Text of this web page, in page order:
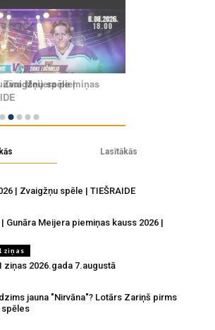
Lasītākās
| Zvaigžņu spēle | TIEŠRAIDE
Gunāra Meijera piemiņas kauss 2026 |
ziņas
ziņas 2026.gada 7.augustā
jauna "Nirvāna"? Lotārs Zariņš pirms
spēles